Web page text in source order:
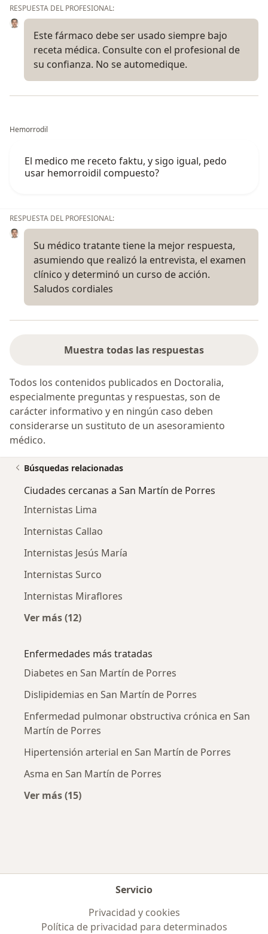
RESPUESTA DEL PROFESIONAL:
Este fármaco debe ser usado siempre bajo
receta médica. Consulte con el profesional de
su confianza. No se automedique.
Hemorrodil
El medico me receto faktu, y sigo igual, pedo
usar hemorroidil compuesto?
RESPUESTA DEL PROFESIONAL:
Su médico tratante tiene la mejor respuesta,
asumiendo que realizó la entrevista, el examen
clínico y determinó un curso de acción.
Saludos cordiales
Muestra todas las respuestas
Todos los contenidos publicados en Doctoralia,
especialmente preguntas y respuestas, son de
carácter informativo y en ningún caso deben
considerarse un sustituto de un asesoramiento
médico.
Búsquedas relacionadas
Ciudades cercanas a San Martín de Porres
Internistas Lima
Internistas Callao
Internistas Jesús María
Internistas Surco
Internistas Miraflores
Ver más (12)
Enfermedades más tratadas
Diabetes en San Martín de Porres
Dislipidemias en San Martín de Porres
Enfermedad pulmonar obstructiva crónica en San
Martín de Porres
Hipertensión arterial en San Martín de Porres
Asma en San Martín de Porres
Ver más (15)
Servicio
Privacidad y cookies
Política de privacidad para determinados